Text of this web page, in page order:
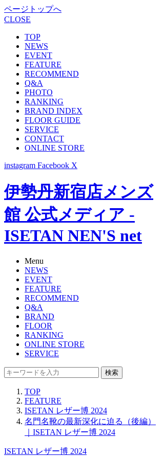
ページトップへ
CLOSE
TOP
NEWS
EVENT
FEATURE
RECOMMEND
Q&A
PHOTO
RANKING
BRAND INDEX
FLOOR GUIDE
SERVICE
CONTACT
ONLINE STORE
instagram Facebook X
伊勢丹新宿店メンズ
館 公式メディア -
ISETAN NEN'S net
Menu
NEWS
EVENT
FEATURE
RECOMMEND
Q&A
BRAND
FLOOR
RANKING
ONLINE STORE
SERVICE
検索
TOP
FEATURE
ISETAN レザー博 2024
名門名靴の最新深化に迫る（後編）
｜ISETAN レザー博 2024
ISETAN レザー博 2024